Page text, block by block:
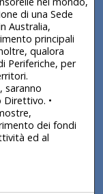
di una Sede
Australia,
principali
qualora
Periferiche, per
saranno
•
dei fondi
ed al